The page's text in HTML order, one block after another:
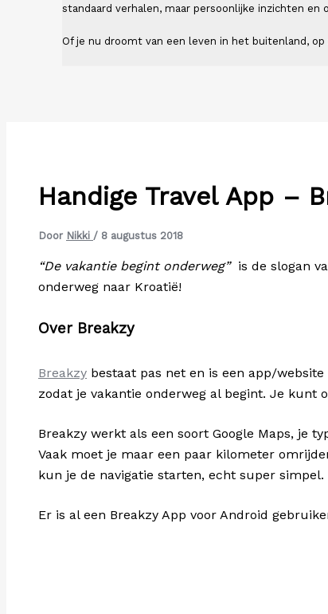
standaard verhalen, maar persoonlijke inzichten en
Of je nu droomt van een leven in het buitenland,
Handige Travel App –
Door Nikki / 8 augustus 2018
“De vakantie begint onderweg” is de slogan
onderweg naar Kroatië!
Over Breakzy
Breakzy bestaat pas net en is een app/
zodat je vakantie onderweg al begint. Je kunt
Breakzy werkt als een soort Google Maps, je
Vaak moet je maar een paar kilometer
kun je de navigatie starten, echt super simpel.
Er is al een Breakzy App voor Android